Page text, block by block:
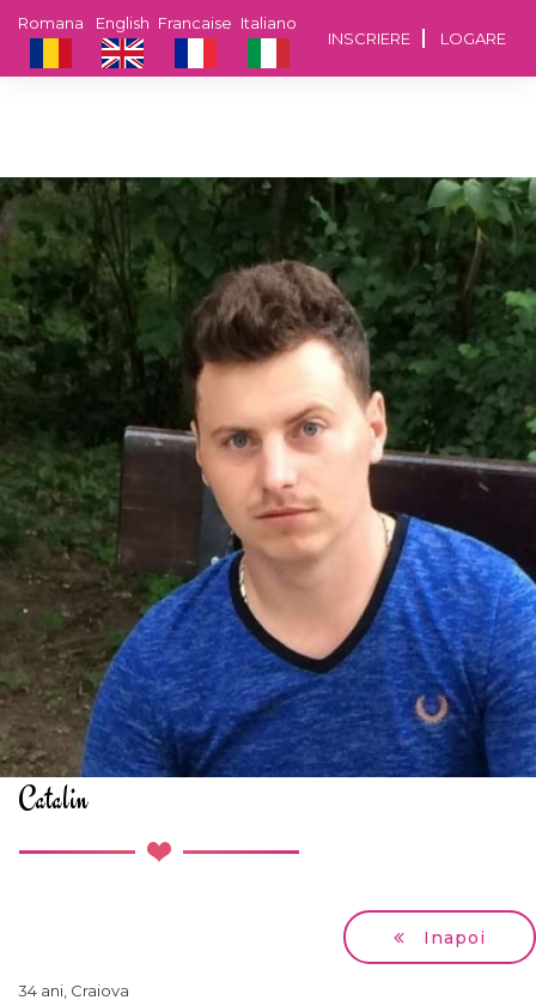
INSCRIERE LOGARE
Italiano
Francaise
English
Romana
Catalin
Inapoi
34 ani, Craiova